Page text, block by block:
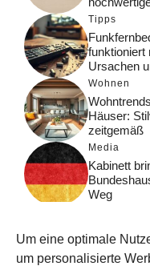
Um eine optimale
um personalisierte
Tipps
funktioniert
Ursachen
Wohnen
Häuser:
zeitgemäß
Media
Kabinett
Weg
und